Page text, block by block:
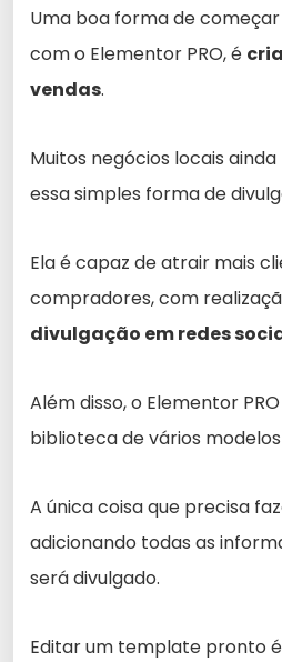
Uma boa forma de
com o Elementor PRO, é
vendas.
Muitos negócios locais
essa simples forma de
Ela é capaz de atrair mais
compradores, com
divulgação em redes
Além disso, o Elementor
biblioteca de vários
A única coisa que precisa
adicionando todas as
será divulgado.
Editar um template pronto é